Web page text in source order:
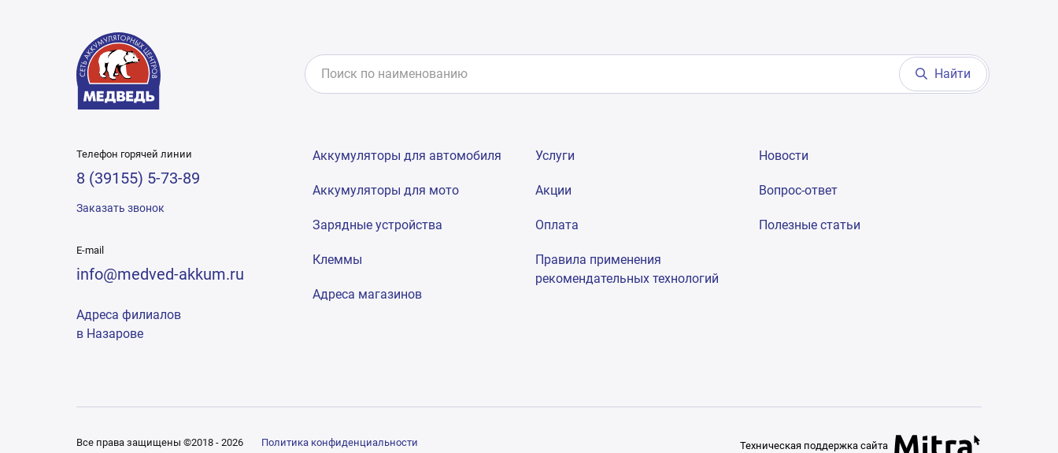
Найти
Телефон горячей линии
8 (39155) 5-73-89
Заказать звонок
E-mail
info@medved-akkum.ru
Адреса филиалов
в Назарове
Аккумуляторы для автомобиля
Аккумуляторы для мото
Зарядные устройства
Клеммы
Адреса магазинов
Услуги
Акции
Оплата
Правила применения
рекомендательных технологий
Новости
Вопрос-ответ
Полезные статьи
Все права защищены ©2018 - 2026 Политика конфиденциальности Техническая поддержка сайта